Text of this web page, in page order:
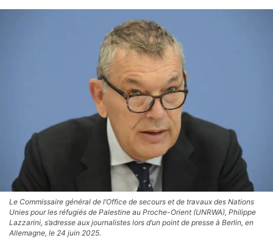
Le Commissaire général de l’Office de secours et de travaux des Nations
Unies pour les réfugiés de Palestine au Proche-Orient (UNRWA), Philippe
Lazzarini, s’adresse aux journalistes lors d’un point de presse à Berlin, en
Allemagne, le 24 juin 2025.